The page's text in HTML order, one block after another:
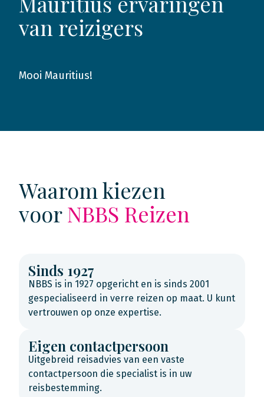
van reizigers
2019
Mooi Mauritius!
Waarom kiezen
voorNBBS Reizen
Sinds 1927
NBBS is in 1927 opgericht en is sinds 2001
gespecialiseerd in verre reizen op maat. U kunt
vertrouwen op onze expertise.
Eigen contactpersoon
Uitgebreid reisadvies van een vaste
contactpersoon die specialist is in uw
reisbestemming.